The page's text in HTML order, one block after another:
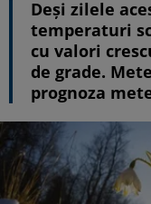
Deși zilele
temperaturi
cu valori
de grade.
prognoza